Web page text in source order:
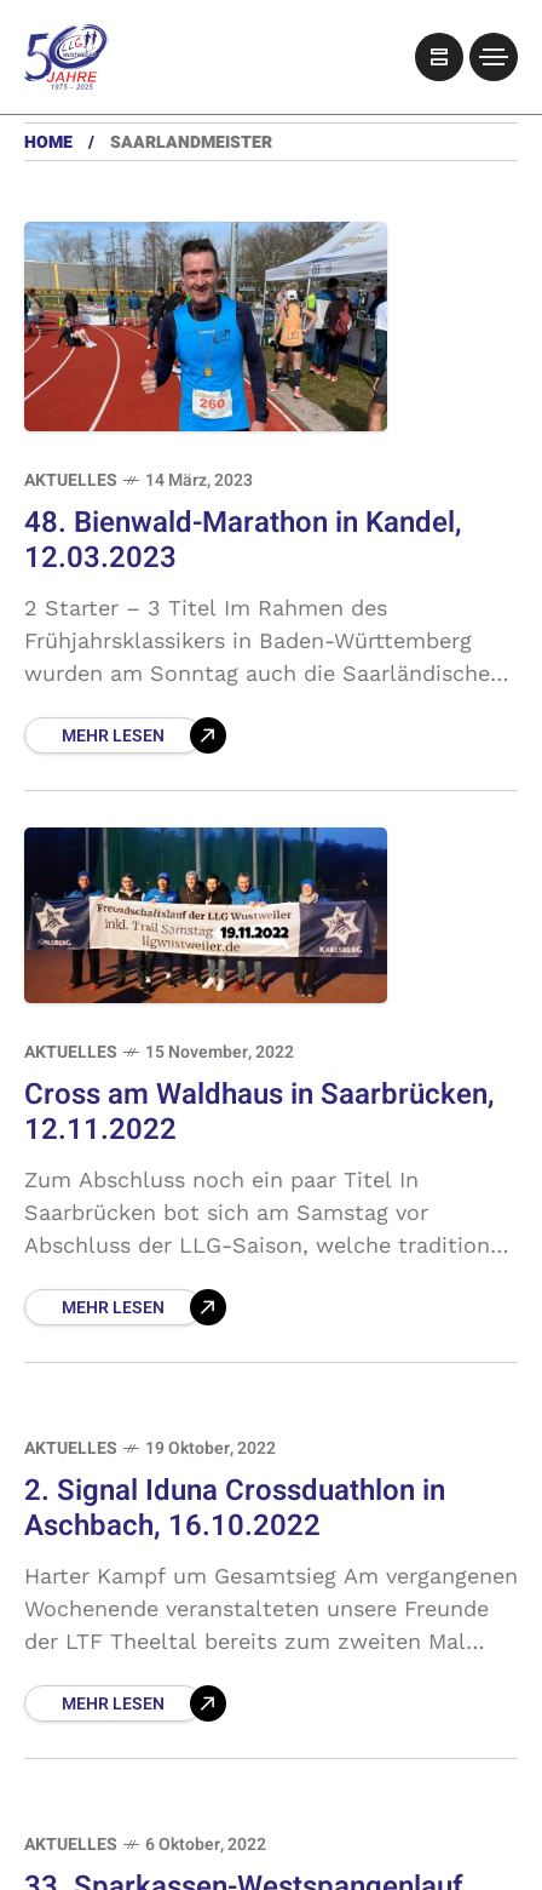
HOME SAARLANDMEISTER
AKTUELLES 14 März, 2023
48. Bienwald-Marathon in Kandel,
12.03.2023
2 Starter – 3 Titel Im Rahmen des
Frühjahrsklassikers in Baden-Württemberg
wurden am Sonntag auch die Saarländischen
brachten unsere beiden Starter Eric Lorenz
MEHR LESEN
AKTUELLES 15 November, 2022
Cross am Waldhaus in Saarbrücken,
12.11.2022
Zum Abschluss noch ein paar Titel In
Saarbrücken bot sich am Samstag vor
Abschluss der LLG-Saison, welche traditionell
Gelegenheit noch ein paar Titel zu
MEHR LESEN
AKTUELLES 19 Oktober, 2022
2. Signal Iduna Crossduathlon in
Aschbach, 16.10.2022
Harter Kampf um Gesamtsieg Am vergangenen
Wochenende veranstalteten unsere Freunde
der LTF Theeltal bereits zum zweiten Mal
wieder die Landesmeisterschaften
MEHR LESEN
AKTUELLES 6 Oktober, 2022